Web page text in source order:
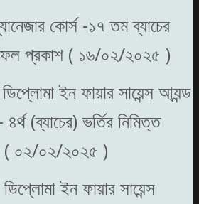
কোর্স -১৭ তম ব্যাচের
প্রকাশ ( ১৬/০২/২০২৫ )
ইন ফায়ার সায়েন্স আ্যন্ড
(ব্যাচের) ভর্তির নিমিত্ত
( ০২/০২/২০২৫ )
ইন ফায়ার সায়েন্স